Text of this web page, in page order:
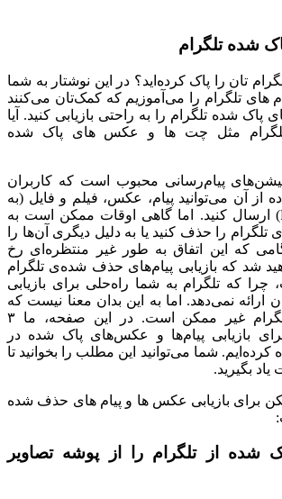
شده تلگرام
تان را پاک کرده‌اید؟ در این نوشتار به شما
های تلگرام را می‌آموزیم که کمک‌تان می‌کنند
پاک شده تلگرام را به راحتی بازیابی کنید. آیا
تلگرام مثل چت ها و عکس های پاک شده
پیام‌رسانی محبوب است که کاربران
از آن می‌توانید پیام، عکس، فیلم و فایل (به
صورت ZIP و RAR) ارسال کنید. اما گاهی اوقات ممکن است به
تلگرام را حذف کنید یا به دلیل دیگری آن‌ها را
که این اتفاق به طور غیر منتظره‌ای رخ
شد که بازیابی پیام‌های حذف شده‌ی تلگرام
که تلگرام به شما راه‌حلی برای بازیابی
ارائه نمی‌دهد. اما به این بدان معنا نیست که
بازیابی اطلاعات تلگرام غیر ممکن است. در این صفحه، ما ۳
بازیابی پیام‌ها و عکس‌های پاک شده در
کرده‌ایم. شما می‌توانید این مطلب را بخوانید تا
یاد بگیرید.
برای بازیابی عکس ها و پیام های حذف شده
شده از تلگرام را از پوشه تصاویر